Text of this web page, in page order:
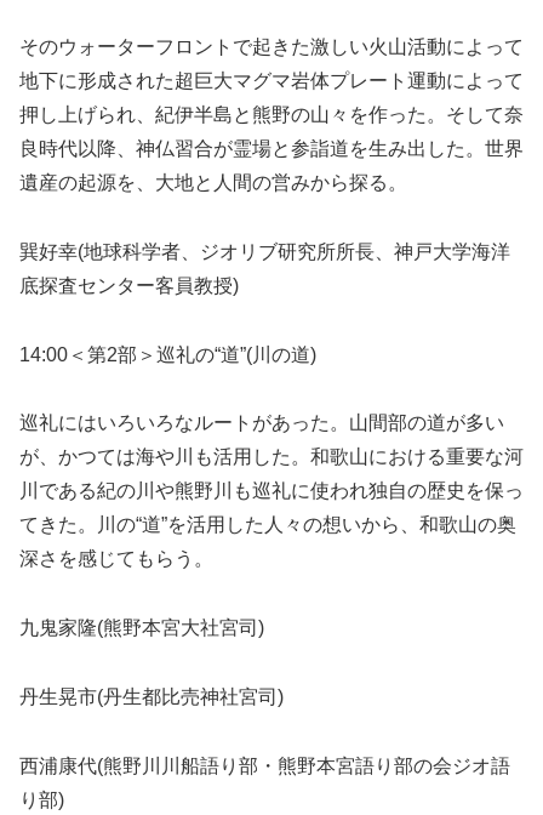
そのウォーターフロントで起きた激しい火山活動によって
地下に形成された超巨大マグマ岩体プレート運動によって
押し上げられ、紀伊半島と熊野の山々を作った。そして奈
良時代以降、神仏習合が霊場と参詣道を生み出した。世界
遺産の起源を、大地と人間の営みから探る。
巽好幸(地球科学者、ジオリブ研究所所長、神戸大学海洋
底探査センター客員教授)
14:00＜第2部＞巡礼の“道”(川の道)
巡礼にはいろいろなルートがあった。山間部の道が多い
が、かつては海や川も活用した。和歌山における重要な河
川である紀の川や熊野川も巡礼に使われ独自の歴史を保っ
てきた。川の“道”を活用した人々の想いから、和歌山の奥
深さを感じてもらう。
九鬼家隆(熊野本宮大社宮司)
丹生晃市(丹生都比売神社宮司)
西浦康代(熊野川川船語り部・熊野本宮語り部の会ジオ語
り部)